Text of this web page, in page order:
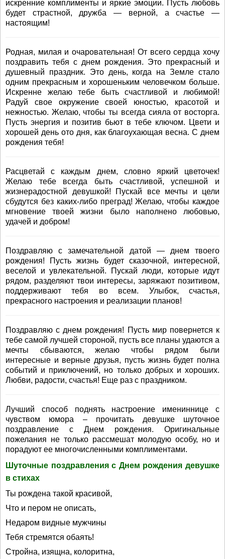
искренние комплименты и яркие эмоции. Пусть любовь
будет страстной, дружба — верной, а счастье —
настоящим!
Родная, милая и очаровательная! От всего сердца хочу
поздравить тебя с днем рождения. Это прекрасный и
душевный праздник. Это день, когда на Земле стало
одним прекрасным и хорошеньким человечком больше.
Искренне желаю тебе быть счастливой и любимой!
Радуй свое окружение своей юностью, красотой и
нежностью. Желаю, чтобы ты всегда сияла от восторга.
Пусть энергия и позитив бьют в тебе ключом. Цвети и
хорошей день ото дня, как благоухающая весна. С днем
рождения тебя!
Расцветай с каждым днем, словно яркий цветочек!
Желаю тебе всегда быть счастливой, успешной и
жизнерадостной девушкой! Пускай все мечты и цели
сбудутся без каких-либо преград! Желаю, чтобы каждое
мгновение твоей жизни было наполнено любовью,
удачей и добром!
Поздравляю с замечательной датой — днем твоего
рождения! Пусть жизнь будет сказочной, интересной,
веселой и увлекательной. Пускай люди, которые идут
рядом, разделяют твои интересы, заряжают позитивом,
поддерживают тебя во всем. Улыбок, счастья,
прекрасного настроения и реализации планов!
Поздравляю с днем рождения! Пусть мир повернется к
тебе самой лучшей стороной, пусть все планы удаются а
мечты сбываются, желаю чтобы рядом были
интересные и верные друзья, пусть жизнь будет полна
событий и приключений, но только добрых и хороших.
Любви, радости, счастья! Еще раз с праздником.
Лучший способ поднять настроение имениннице с
чувством юмора – прочитать девушке шуточное
поздравление с Днем рождения. Оригинальные
пожелания не только рассмешат молодую особу, но и
порадуют ее многочисленными комплиментами.
Шуточные поздравления с Днем рождения девушке
в стихах
Ты рождена такой красивой,
Что и пером не описать,
Недаром видные мужчины
Тебя стремятся обаять!
Стройна, изящна, колоритна,